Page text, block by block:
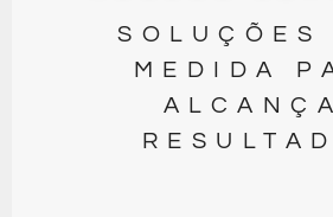
SOLUÇÕES
MEDIDA